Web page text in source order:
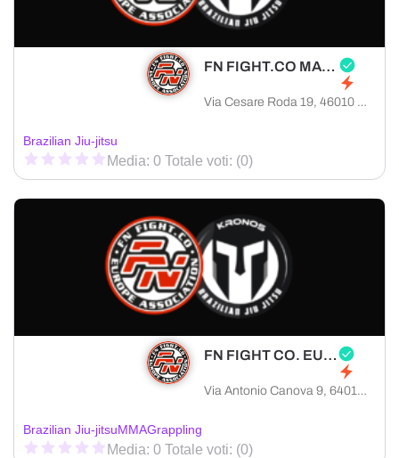
FN FIGHT.CO MANTOVA
Via Cesare Roda 19, 46010 Curtatone provincia di Mantova, Italia
Brazilian Jiu-jitsu
Media: 0 Totale voti: (0)
FN FIGHT CO. EUROPA
Via Antonio Canova 9, 64016 Sant'Egidio alla Vibrata provincia di Teramo, Italia
Brazilian Jiu-jitsuMMAGrappling
Media: 0 Totale voti: (0)